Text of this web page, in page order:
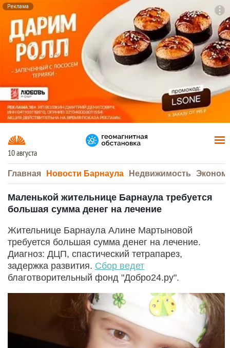
Реклама
10 августа
Главная Новости Барнаула Недвижимость
Маленькой жительнице Барнаула требуется
большая сумма денег на лечение
Жительнице Барнаула Алине Мартыновой
требуется большая сумма денег на лечение.
Диагноз: ДЦП, спастический тетрапарез,
задержка развития. Сбор ведет
благотворительный фонд "Добро24.ру".